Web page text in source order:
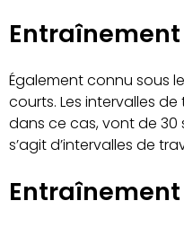
Entraînement
Également connu sous
courts. Les intervalles
dans ce cas, vont de 30
s’agit d’intervalles de
Entraînement